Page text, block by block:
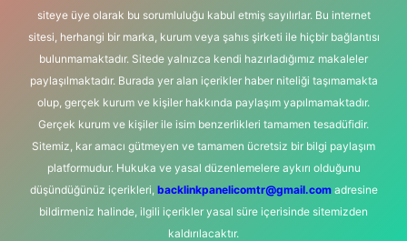
siteye üye olarak bu sorumluluğu kabul etmiş sayılırlar. Bu internet
sitesi, herhangi bir marka, kurum veya şahıs şirketi ile hiçbir bağlantısı
bulunmamaktadır. Sitede yalnızca kendi hazırladığımız makaleler
paylaşılmaktadır. Burada yer alan içerikler haber niteliği taşımamakta
olup, gerçek kurum ve kişiler hakkında paylaşım yapılmamaktadır.
Gerçek kurum ve kişiler ile isim benzerlikleri tamamen tesadüfidir.
Sitemiz, kar amacı gütmeyen ve tamamen ücretsiz bir bilgi paylaşım
platformudur. Hukuka ve yasal düzenlemelere aykırı olduğunu
düşündüğünüz içerikleri, backlinkpanelicomtr@gmail.comadresine
bildirmeniz halinde, ilgili içerikler yasal süre içerisinde sitemizden
kaldırılacaktır.